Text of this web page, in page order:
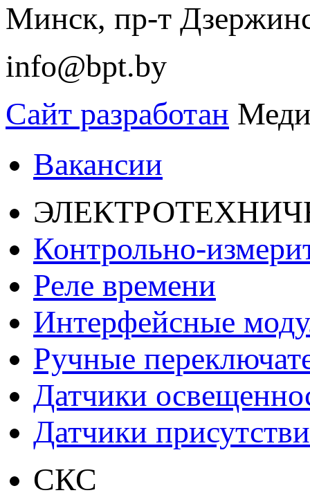
Минск, пр-т
info@bpt.by
Сайт разработан
Вакансии
Контрольно-
Реле времени
Интерфейсные
Ручные
Датчики
Датчики
СКС